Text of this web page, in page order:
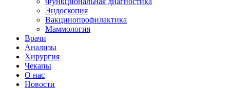
Эндоскопия
Вакцинопрофилактика
Маммология
Врачи
Анализы
Хирургия
Чекапы
О нас
Новости